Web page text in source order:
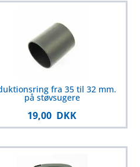
fra 35 til 32 mm.
på støvsugere
19,00 DKK